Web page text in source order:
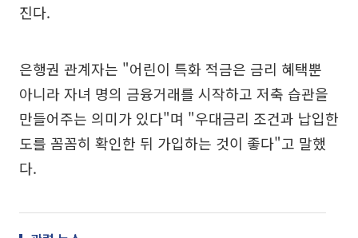
진다.
은행권 관계자는 "어린이 특화 적금은 금리 혜택뿐
아니라 자녀 명의 금융거래를 시작하고 저축 습관을
만들어주는 의미가 있다"며 "우대금리 조건과 납입한
도를 꼼꼼히 확인한 뒤 가입하는 것이 좋다"고 말했
다.